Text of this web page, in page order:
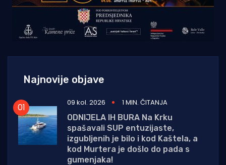
Najnovije objave
09 kol. 2026
1 MIN. ČITANJA
ODNIJELA IH BURA Na Krku
spašavali SUP entuzijaste,
izgubljenih je bilo i kod Kaštela, a
kod Murtera je došlo do pada s
gumenjaka!